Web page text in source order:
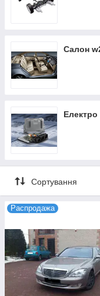
Салон
Сортування
Распродажа